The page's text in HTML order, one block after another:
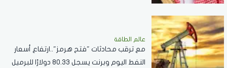
عالم الطاقة
مع ترقب محادثات "فتح هرمز"..ارتفاع أسعار
النفط اليوم وبرنت يسجل 80.33 دولارًا للبرميل